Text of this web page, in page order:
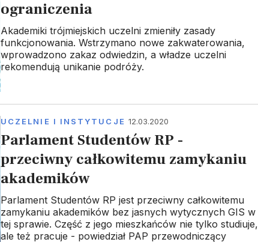
ograniczenia
Akademiki trójmiejskich uczelni zmieniły zasady
funkcjonowania. Wstrzymano nowe zakwaterowania,
wprowadzono zakaz odwiedzin, a władze uczelni
rekomendują unikanie podróży.
UCZELNIE I INSTYTUCJE 12.03.2020
Parlament Studentów RP -
przeciwny całkowitemu zamykaniu
akademików
Parlament Studentów RP jest przeciwny całkowitemu
zamykaniu akademików bez jasnych wytycznych GIS w
tej sprawie. Część z jego mieszkańców nie tylko studiuje,
ale też pracuje - powiedział PAP przewodniczący